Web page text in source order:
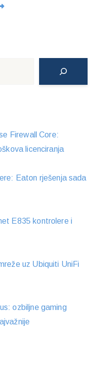
Firewall Core:
licenciranja
Eaton rješenja sada
E835 kontrolere i
uz Ubiquiti UniFi
ozbiljne gaming